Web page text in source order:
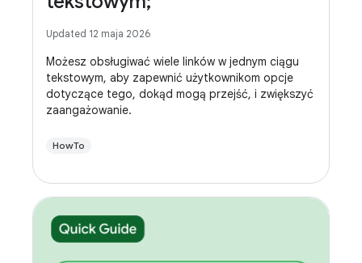
Updated 12 maja 2026
Możesz obsługiwać wiele linków w jednym ciągu
tekstowym, aby zapewnić użytkownikom opcje
dotyczące tego, dokąd mogą przejść, i zwiększyć
zaangażowanie.
HowTo